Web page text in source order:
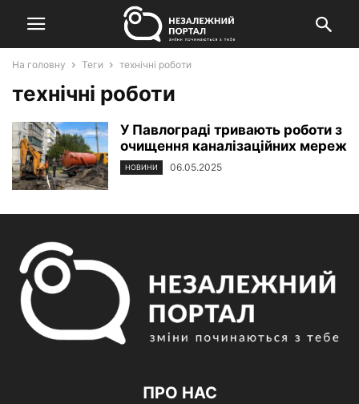
На головну Теги технічні роботи
технічні роботи
У Павлограді тривають роботи з
очищення каналізаційних мереж
НОВИНИ 06.05.2025
ПРО НАС